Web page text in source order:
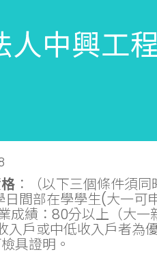
人中興工
：（以下三個條件須同
日間部在學學生(大一可
成績：80分以上（大
入戶或中低收入戶者為
具證明。